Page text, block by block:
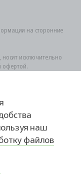
на сторонние
исключительно
офертой.
о товаре,
в офис к
наш
файлов